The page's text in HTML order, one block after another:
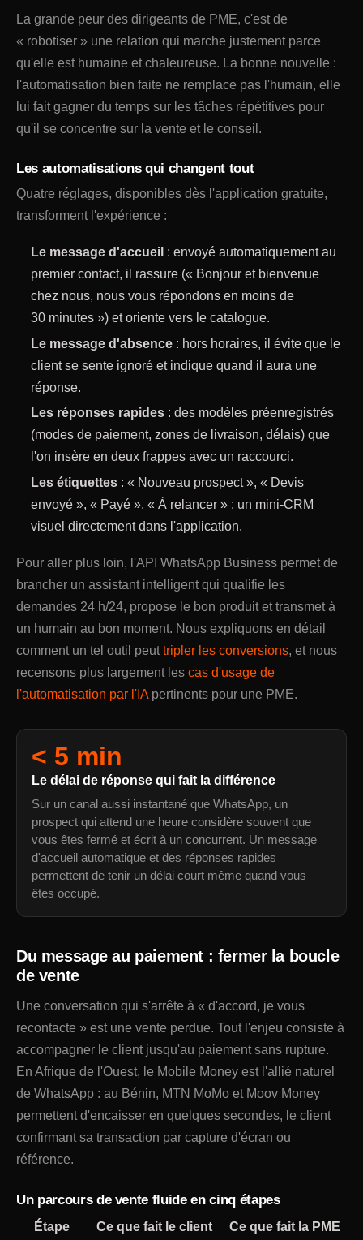
La grande peur des dirigeants de PME, c'est de
« robotiser » une relation qui marche justement parce
qu'elle est humaine et chaleureuse. La bonne nouvelle :
l'automatisation bien faite ne remplace pas l'humain, elle
lui fait gagner du temps sur les tâches répétitives pour
qu'il se concentre sur la vente et le conseil.
Les automatisations qui changent tout
Quatre réglages, disponibles dès l'application gratuite,
transforment l'expérience :
Le message d'accueil : envoyé automatiquement au
premier contact, il rassure (« Bonjour et bienvenue
chez nous, nous vous répondons en moins de
30 minutes ») et oriente vers le catalogue.
Le message d'absence: hors horaires, il évite que le
client se sente ignoré et indique quand il aura une
réponse.
Les réponses rapides: des modèles préenregistrés
(modes de paiement, zones de livraison, délais) que
l'on insère en deux frappes avec un raccourci.
Les étiquettes: « Nouveau prospect », « Devis
envoyé », « Payé », « À relancer » : un mini-CRM
visuel directement dans l'application.
Pour aller plus loin, l'API WhatsApp Business permet de
brancher un assistant intelligent qui qualifie les
demandes 24 h/24, propose le bon produit et transmet à
un humain au bon moment. Nous expliquons en détail
comment un tel outil peuttripler les conversions, et nous
recensons plus largement les cas d'usage de
l'automatisation par l'IApertinents pour une PME.
< 5 min
Le délai de réponse qui fait la différence
Sur un canal aussi instantané que WhatsApp, un
prospect qui attend une heure considère souvent que
vous êtes fermé et écrit à un concurrent. Un message
d'accueil automatique et des réponses rapides
permettent de tenir un délai court même quand vous
êtes occupé.
Du message au paiement : fermer la boucle
de vente
Une conversation qui s'arrête à « d'accord, je vous
recontacte » est une vente perdue. Tout l'enjeu consiste à
accompagner le client jusqu'au paiement sans rupture.
En Afrique de l'Ouest, le Mobile Money est l'allié naturel
de WhatsApp : au Bénin, MTN MoMo et Moov Money
permettent d'encaisser en quelques secondes, le client
confirmant sa transaction par capture d'écran ou
référence.
Un parcours de vente fluide en cinq étapes
Étape Ce que fait le client Ce que fait la PME